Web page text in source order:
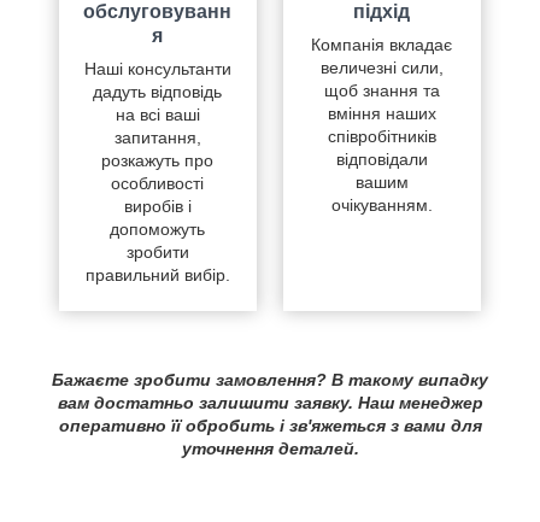
обслуговуванн
я
Наші консультанти
дадуть відповідь
на всі ваші
запитання,
розкажуть про
особливості
виробів і
допоможуть
зробити
правильний вибір.
підхід
Компанія вкладає
величезні сили,
щоб знання та
вміння наших
співробітників
відповідали
вашим
очікуванням.
Бажаєте зробити замовлення? В такому випадку
вам достатньо залишити заявку. Наш менеджер
оперативно її обробить і зв'яжеться з вами для
уточнення деталей.